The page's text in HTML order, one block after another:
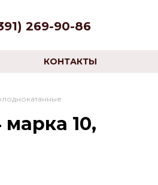
269-90-86
КОНТАКТЫ
10,